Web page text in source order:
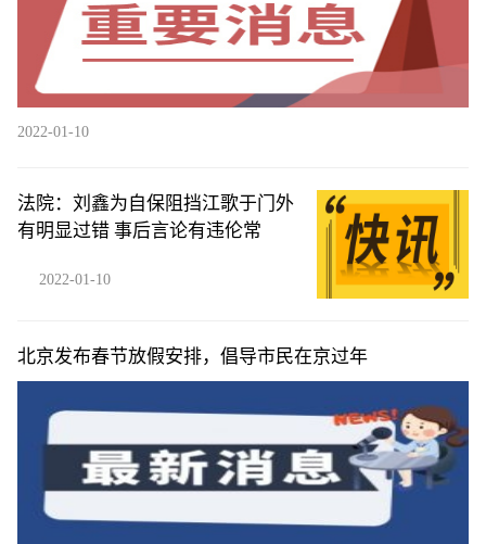
2022-01-10
法院：刘鑫为自保阻挡江歌于门外
有明显过错 事后言论有违伦常
2022-01-10
北京发布春节放假安排，倡导市民在京过年